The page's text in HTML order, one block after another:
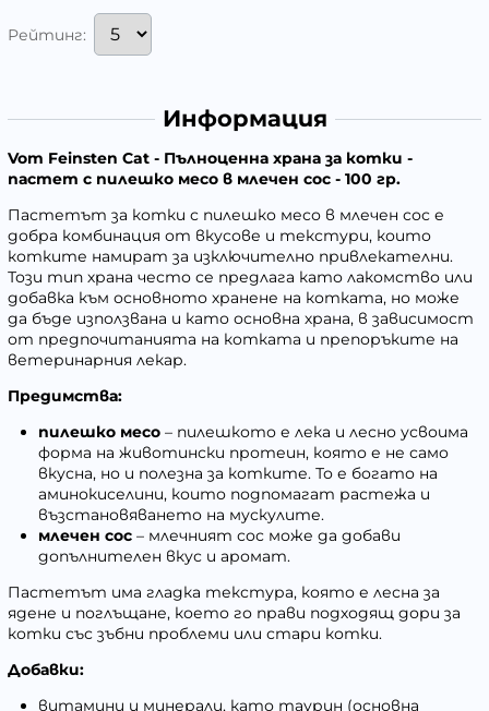
Рейтинг:
Информация
Vom Feinsten Cat - Пълноценна храна за котки -
пастет с пилешко месо в млечен сос - 100 гр.
Пастетът за котки с пилешко месо в млечен сос е
добра комбинация от вкусове и текстури, които
котките намират за изключително привлекателни.
Този тип храна често се предлага като лакомство или
добавка към основното хранене на котката, но може
да бъде използвана и като основна храна, в зависимост
от предпочитанията на котката и препоръките на
ветеринарния лекар.
Предимства:
пилешко месо – пилешкото е лека и лесно усвоима
форма на животински протеин, която е не само
вкусна, но и полезна за котките. То е богато на
аминокиселини, които подпомагат растежа и
възстановяването на мускулите.
млечен сос – млечният сос може да добави
допълнителен вкус и аромат.
Пастетът има гладка текстура, която е лесна за
ядене и поглъщане, което го прави подходящ дори за
котки със зъбни проблеми или стари котки.
Добавки:
витамини и минерали, като таурин (основна